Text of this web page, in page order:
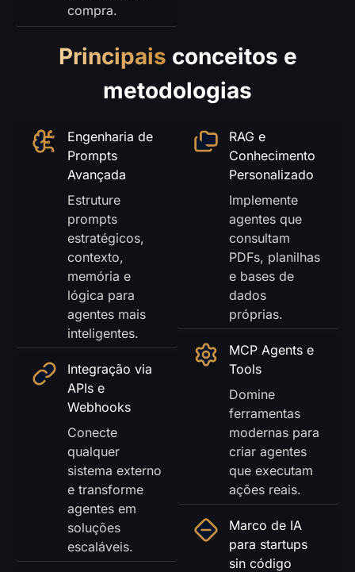
compra.
Principais conceitos e
metodologias
Engenharia de
Prompts
Avançada
Estruture
prompts
estratégicos,
contexto,
memória e
lógica para
agentes mais
inteligentes.
Integração via
APIs e
Webhooks
Conecte
qualquer
sistema externo
e transforme
agentes em
soluções
escaláveis.
RAG e
Conhecimento
Personalizado
Implemente
agentes que
consultam
PDFs, planilhas
e bases de
dados
próprias.
MCP Agents e
Tools
Domine
ferramentas
modernas para
criar agentes
que executam
ações reais.
Marco de IA
para startups
sin código